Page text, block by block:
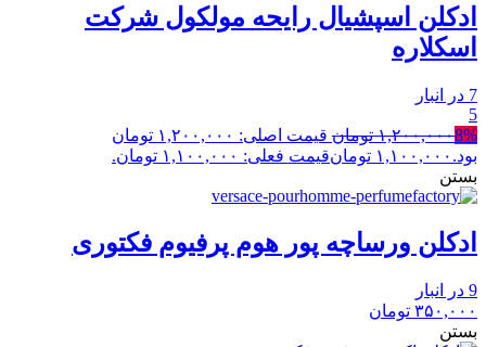
ادکلن اسپشیال رایحه مولکول شرکت
اسکلاره
7 در انبار
5
8%۱,۲۰۰,۰۰۰ تومان
قیمت اصلی: ۱,۲۰۰,۰۰۰ تومان
بود. ۱,۱۰۰,۰۰۰ تومانقیمت فعلی: ۱,۱۰۰,۰۰۰ تومان.
بستن
ادکلن ورساچه پور هوم پرفیوم فکتوری
9 در انبار
۳۵۰,۰۰۰ تومان
بستن